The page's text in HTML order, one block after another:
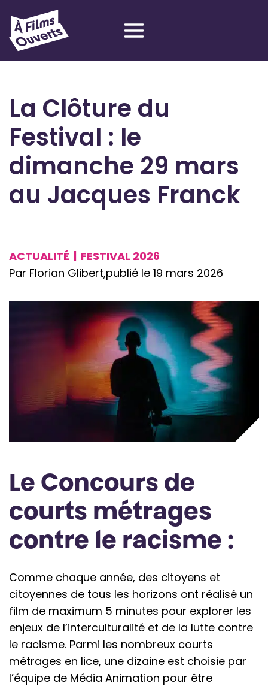
contenu
La Clôture du
Festival : le
dimanche 29 mars
au Jacques Franck
ACTUALITÉ
FESTIVAL 2026
Par Florian Glibert,publié le 19 mars 2026
Le Concours de
courts métrages
contre le racisme :
Comme chaque année, des citoyens et
citoyennes de tous les horizons ont réalisé un
film de maximum 5 minutes pour explorer les
enjeux de l’interculturalité et de la lutte contre
le racisme. Parmi les nombreux courts
métrages en lice, une dizaine est choisie par
l’équipe de Média Animation pour être